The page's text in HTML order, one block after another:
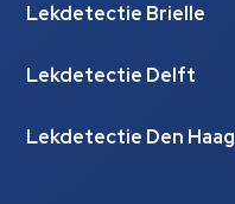
Lekdetectie Brielle
Lekdetectie Delft
Lekdetectie Den Haag